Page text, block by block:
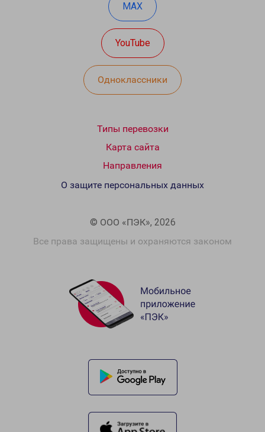
MAX
YouTube
Одноклассники
Типы перевозки
Карта сайта
Направления
© ООО «ПЭК», 2026
Все права защищены и охраняются законом
О защите персональных данных